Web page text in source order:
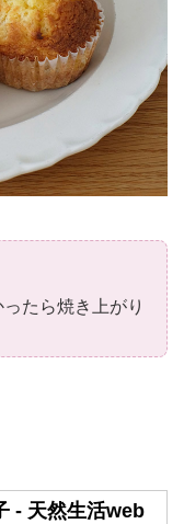
たら焼き上がり
- 天然生活web